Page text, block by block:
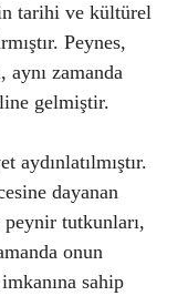
tarihi ve kültürel
Peynes,
aynı zamanda
gelmiştir.
aydınlatılmıştır.
dayanan
tutkunları,
onun
sahip